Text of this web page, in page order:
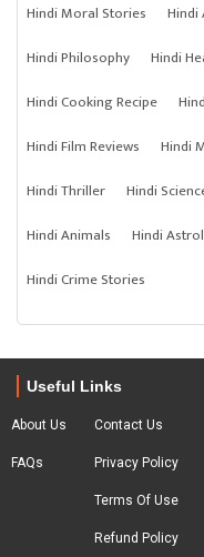
Hindi Moral Stories
Hindi
Hindi Philosophy
Hindi
Hindi Cooking Recipe
Hindi Film Reviews
Hindi
Hindi Thriller
Hindi
Hindi Animals
Hindi
Hindi Crime Stories
Useful Links
About Us
FAQs
Contact Us
Privacy Policy
Terms Of Use
Refund Policy